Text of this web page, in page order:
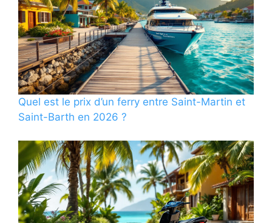
Quel est le prix d’un ferry entre Saint-Martin et
Saint-Barth en 2026 ?